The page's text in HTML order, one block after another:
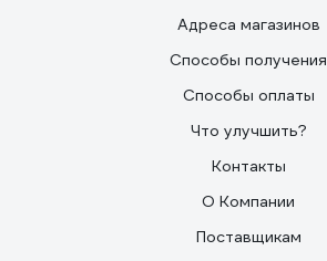
Адреса магазинов
Способы получения
Способы оплаты
Что улучшить?
Контакты
О Компании
Поставщикам